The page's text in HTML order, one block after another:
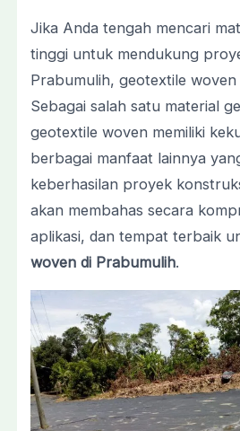
Jika Anda tengah mencari
tinggi untuk mendukung
Prabumulih, geotextile
Sebagai salah satu material
geotextile woven memiliki
berbagai manfaat lainnya
keberhasilan proyek
akan membahas secara
aplikasi, dan tempat terbaik
woven di Prabumulih.